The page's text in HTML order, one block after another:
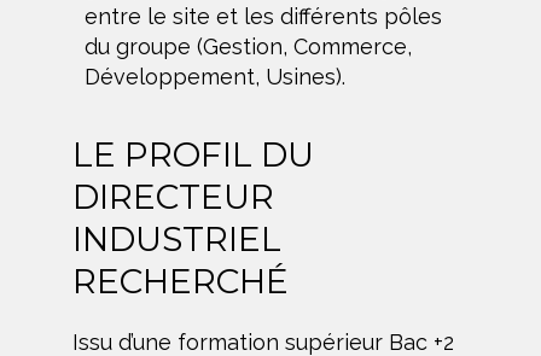
entre le site et les différents pôles
du groupe (Gestion, Commerce,
Développement, Usines).
LE PROFIL DU
DIRECTEUR
INDUSTRIEL
RECHERCHÉ
Issu d’une formation supérieur Bac +2